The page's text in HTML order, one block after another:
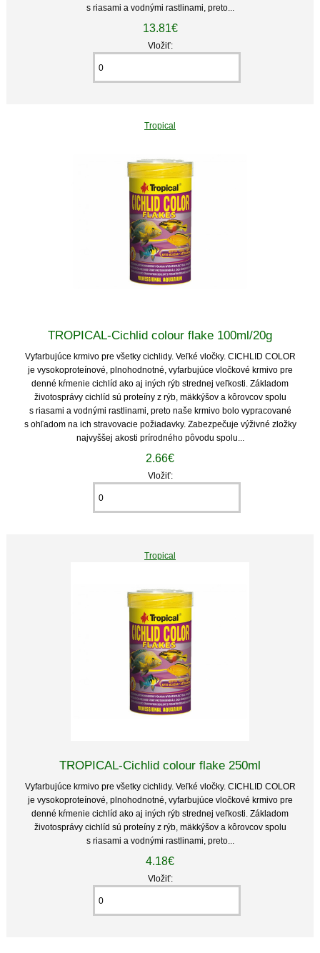
s riasami a vodnými rastlinami, preto...
13.81€
Vložiť:
Tropical
TROPICAL-Cichlid colour flake 100ml/20g
Vyfarbujúce krmivo pre všetky cichlidy. Veľké vločky. CICHLID COLOR
je vysokoproteínové, plnohodnotné, vyfarbujúce vločkové krmivo pre
denné kŕmenie cichlíd ako aj iných rýb strednej veľkosti. Základom
životosprávy cichlíd sú proteíny z rýb, mäkkýšov a kôrovcov spolu
s riasami a vodnými rastlinami, preto naše krmivo bolo vypracované
s ohľadom na ich stravovacie požiadavky. Zabezpečuje výživné zložky
najvyššej akosti prírodného pôvodu spolu...
2.66€
Vložiť:
Tropical
TROPICAL-Cichlid colour flake 250ml
Vyfarbujúce krmivo pre všetky cichlidy. Veľké vločky. CICHLID COLOR
je vysokoproteínové, plnohodnotné, vyfarbujúce vločkové krmivo pre
denné kŕmenie cichlíd ako aj iných rýb strednej veľkosti. Základom
životosprávy cichlíd sú proteíny z rýb, mäkkýšov a kôrovcov spolu
s riasami a vodnými rastlinami, preto...
4.18€
Vložiť: